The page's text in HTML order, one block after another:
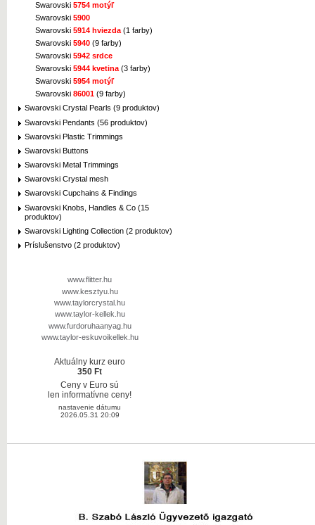
Swarovski 5754 motýľ
Swarovski 5900
Swarovski 5914 hviezda (1 farby)
Swarovski 5940 (9 farby)
Swarovski 5942 srdce
Swarovski 5944 kvetina (3 farby)
Swarovski 5954 motýľ
Swarovski 86001 (9 farby)
Swarovski Crystal Pearls (9 produktov)
Swarovski Pendants (56 produktov)
Swarovski Plastic Trimmings
Swarovski Buttons
Swarovski Metal Trimmings
Swarovski Crystal mesh
Swarovski Cupchains & Findings
Swarovski Knobs, Handles & Co (15
produktov)
Swarovski Lighting Collection (2 produktov)
Príslušenstvo (2 produktov)
www.flitter.hu
www.kesztyu.hu
www.taylorcrystal.hu
www.taylor-kellek.hu
www.furdoruhaanyag.hu
www.taylor-eskuvoikellek.hu
Aktuálny kurz euro
350 Ft
Ceny v Euro sú
len informatívne ceny!
nastavenie dátumu
2026.05.31 20:09